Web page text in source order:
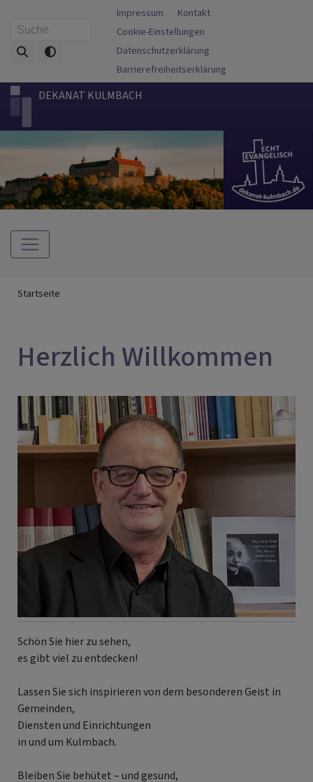
zum
Suche
Fußbereichsmenü
Impressum
Kontakt
Cookie-Einstellungen
Datenschutzerklärung
Barrierefreiheitserklärung
DEKANAT KULMBACH
Hauptnavigation
Breadcrumb
Startseite
Herzlich Willkommen
Schön Sie hier zu sehen,
es gibt viel zu entdecken!
Lassen Sie sich inspirieren von dem besonderen Geist in
Gemeinden,
Diensten und Einrichtungen
in und um Kulmbach.
Bleiben Sie behütet – und gesund,